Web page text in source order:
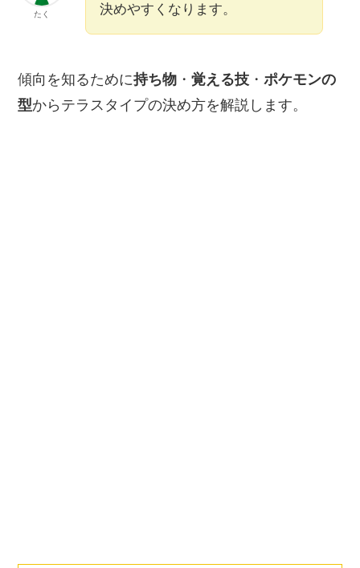
たく
決めやすくなります。
傾向を知るために持ち物 ・覚える技 ・ポケモンの
型からテラスタイプの決め方を解説します。